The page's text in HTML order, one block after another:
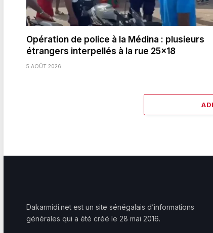
Opération de police à la Médina : plusieurs
étrangers interpellés à la rue 25×18
5 AOÛT 2026
Dakarmidi.net est un site sénégalais d’informations
générales qui a été créé le 28 mai 2016.